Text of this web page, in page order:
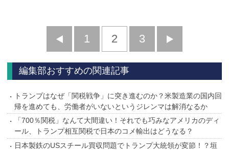
前
へ
1 2 3
へ
編集部おすすめの関連記事
トランプはなぜ「関税戦争」に突き進むのか？米製造業の国内回
帰を進めても、労働者がいないというジレンマは解消なるか
「700％関税」なんて大間違い！それでも巧みなアメリカのディ
ール、トランプ相互関税で日本のコメ輸出はどうなる？
日本製鉄のUSスチール買収問題でトランプ大統領が変節！？垣